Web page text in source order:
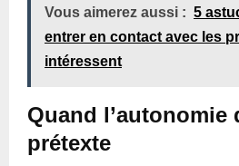
Vous aimerez aussi : 5
entrer en contact avec les
intéressent
Quand l’autonomie
prétexte